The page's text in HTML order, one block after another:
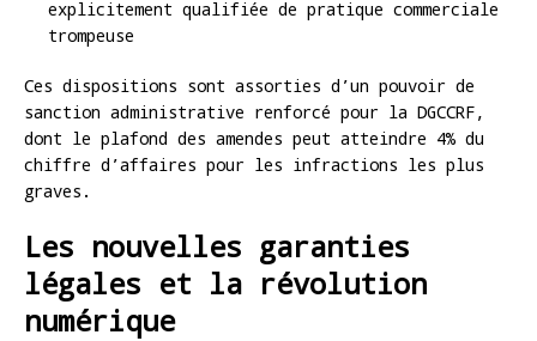
explicitement qualifiée de pratique commerciale
trompeuse
Ces dispositions sont assorties d’un pouvoir de
sanction administrative renforcé pour la DGCCRF,
dont le plafond des amendes peut atteindre 4% du
chiffre d’affaires pour les infractions les plus
graves.
Les nouvelles garanties
légales et la révolution
numérique